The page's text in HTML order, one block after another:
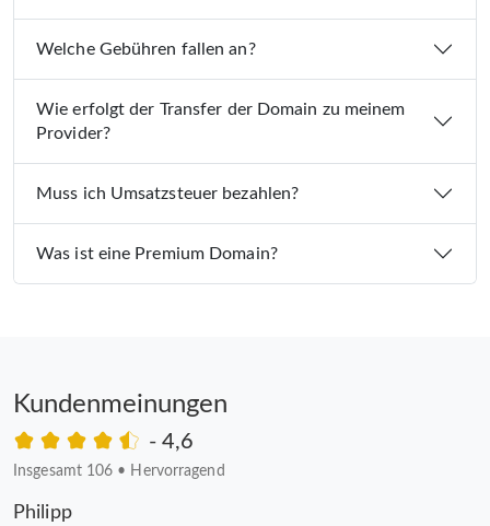
Welche Gebühren fallen an?
Wie erfolgt der Transfer der Domain zu meinem
Provider?
Muss ich Umsatzsteuer bezahlen?
Was ist eine Premium Domain?
Kundenmeinungen
- 4,6
Insgesamt 106 • Hervorragend
Philipp